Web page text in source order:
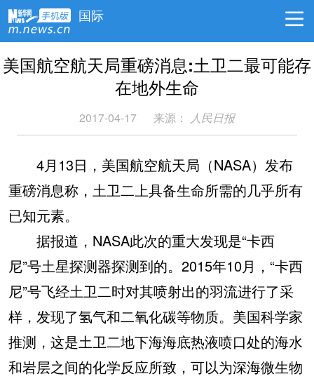
国际
美国航空航天局重磅消息:土卫二最可能存
在地外生命
2017-04-17 来源： 人民日报
4月13日，美国航空航天局（NASA）发布
重磅消息称，土卫二上具备生命所需的几乎所有
已知元素。
据报道，NASA此次的重大发现是“卡西
尼”号土星探测器探测到的。2015年10月，“卡西
尼”号飞经土卫二时对其喷射出的羽流进行了采
样，发现了氢气和二氧化碳等物质。美国科学家
推测，这是土卫二地下海海底热液喷口处的海水
和岩层之间的化学反应所致，可以为深海微生物